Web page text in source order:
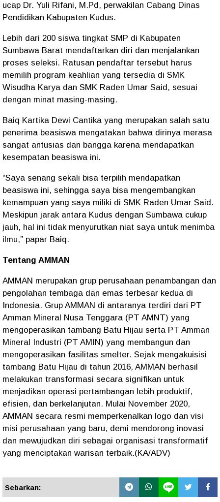
ucap Dr. Yuli Rifani, M.Pd, perwakilan Cabang Dinas
Pendidikan Kabupaten Kudus.
Lebih dari 200 siswa tingkat SMP di Kabupaten
Sumbawa Barat mendaftarkan diri dan menjalankan
proses seleksi. Ratusan pendaftar tersebut harus
memilih program keahlian yang tersedia di SMK
Wisudha Karya dan SMK Raden Umar Said, sesuai
dengan minat masing-masing.
Baiq Kartika Dewi Cantika yang merupakan salah satu
penerima beasiswa mengatakan bahwa dirinya merasa
sangat antusias dan bangga karena mendapatkan
kesempatan beasiswa ini.
“Saya senang sekali bisa terpilih mendapatkan
beasiswa ini, sehingga saya bisa mengembangkan
kemampuan yang saya miliki di SMK Raden Umar Said.
Meskipun jarak antara Kudus dengan Sumbawa cukup
jauh, hal ini tidak menyurutkan niat saya untuk menimba
ilmu,” papar Baiq.
Tentang AMMAN
AMMAN merupakan grup perusahaan penambangan dan
pengolahan tembaga dan emas terbesar kedua di
Indonesia. Grup AMMAN di antaranya terdiri dari PT
Amman Mineral Nusa Tenggara (PT AMNT) yang
mengoperasikan tambang Batu Hijau serta PT Amman
Mineral Industri (PT AMIN) yang membangun dan
mengoperasikan fasilitas smelter. Sejak mengakuisisi
tambang Batu Hijau di tahun 2016, AMMAN berhasil
melakukan transformasi secara signifikan untuk
menjadikan operasi pertambangan lebih produktif,
efisien, dan berkelanjutan. Mulai November 2020,
AMMAN secara resmi memperkenalkan logo dan visi
misi perusahaan yang baru, demi mendorong inovasi
dan mewujudkan diri sebagai organisasi transformatif
yang menciptakan warisan terbaik.(KA/ADV)
Sebarkan: